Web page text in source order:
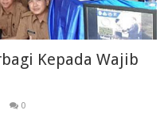
Kepada Wajib
0